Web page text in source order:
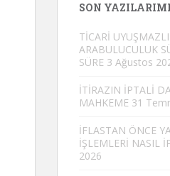
SON
TİCARİ
ARABULUCULUK
SÜRE 3 Ağustos
İTİRAZIN İPTALİ
MAHKEME 31
İFLASTAN ÖNCE
İŞLEMLERİ NASIL
2026